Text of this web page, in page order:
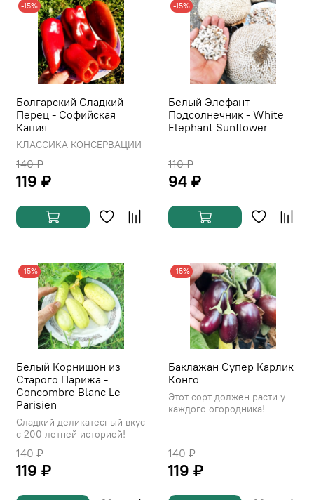
-15%
Болгарский Сладкий
Перец - Софийская
Капия
КЛАССИКА КОНСЕРВАЦИИ
140 ₽
119 ₽
-15%
Белый Элефант
Подсолнечник - White
Elephant Sunflower
110 ₽
94 ₽
-15%
Белый Корнишон из
Старого Парижа -
Concombre Blanc Le
Parisien
Сладкий деликатесный вкус
с 200 летней историей!
140 ₽
119 ₽
-15%
Баклажан Супер Карлик
Конго
Этот сорт должен расти у
каждого огородника!
140 ₽
119 ₽